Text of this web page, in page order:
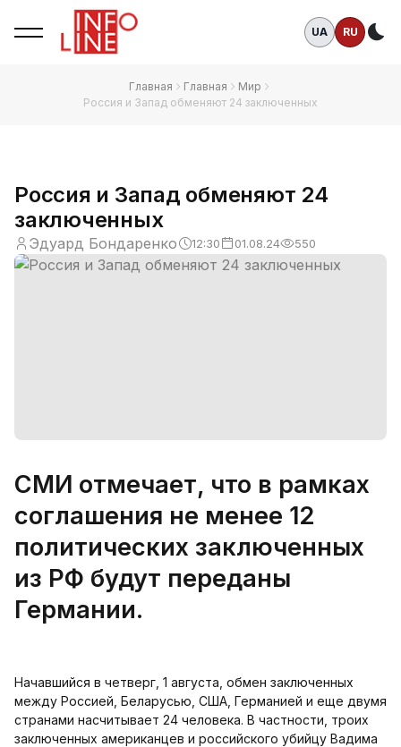
UA RU
Главная Главная
Мир
Россия и Запад обменяют 24 заключенных
Россия и Запад обменяют 24
заключенных
Эдуард Бондаренко 12:30 01.08.24 550
СМИ отмечает, что в рамках
соглашения не менее 12
политических заключенных
из РФ будут переданы
Германии.
Начавшийся в четверг, 1 августа, обмен заключенных
между Россией, Беларусью, США, Германией и еще двумя
странами насчитывает 24 человека. В частности, троих
заключенных американцев и российского убийцу Вадима